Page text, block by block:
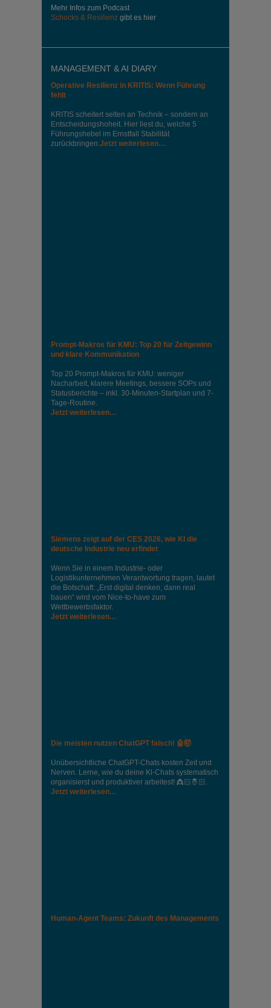
Mehr Infos zum Podcast
Schocks & Resilienz gibt es hier
MANAGEMENT & AI DIARY
Operative Resilienz in KRITIS: Wenn Führung
fehlt
KRITIS scheitert selten an Technik – sondern an
Entscheidungshoheit. Hier liest du, welche 5
Führungshebel im Ernstfall Stabilität
zurückbringen.Jetzt weiterlesen…
Prompt-Makros für KMU: Top 20 für Zeitgewinn
und klare Kommunikation
Top 20 Prompt-Makros für KMU: weniger
Nacharbeit, klarere Meetings, bessere SOPs und
Statusberichte – inkl. 30-Minuten-Startplan und 7-
Tage-Routine.
Jetzt weiterlesen…
Siemens zeigt auf der CES 2026, wie KI die
deutsche Industrie neu erfindet
Wenn Sie in einem Industrie‑ oder
Logistikunternehmen Verantwortung tragen, lautet
die Botschaft: „Erst digital denken, dann real
bauen“ wird vom Nice‑to‑have zum
Wettbewerbsfaktor.
Jetzt weiterlesen…
Die meisten nutzen ChatGPT falsch! 🤖🤯
Unübersichtliche ChatGPT-Chats kosten Zeit und
Nerven. Lerne, wie du deine Kl-Chats systematisch
organisierst und produktiver arbeitest! 👸🏻🤴🏻.
Jetzt weiterlesen…
Human-Agent Teams: Zukunft des Managements